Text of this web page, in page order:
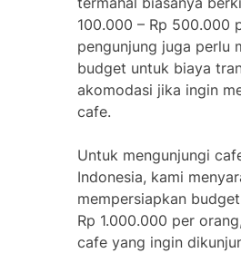
100.000 – Rp 500.000
pengunjung juga perlu
budget untuk biaya
akomodasi jika ingin
cafe.
Untuk mengunjungi
Indonesia, kami
mempersiapkan
Rp 1.000.000 per
cafe yang ingin